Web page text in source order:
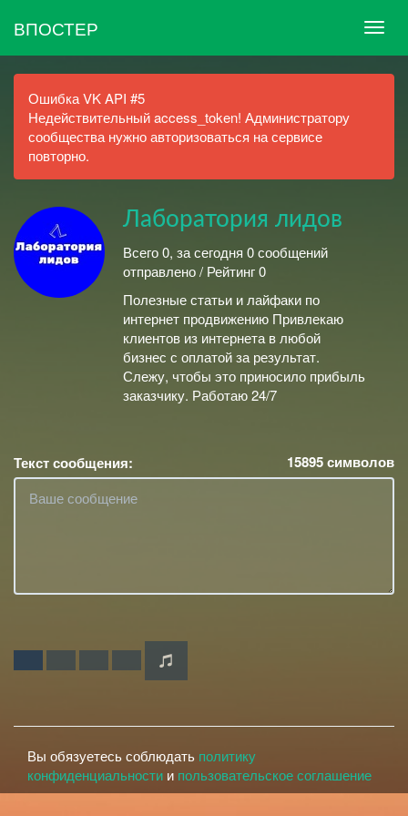
ВПОСТЕР
Ошибка VK API #5
Недействительный access_token! Администратору
сообщества нужно авторизоваться на сервисе
повторно.
Лаборатория лидов
Всего 0, за сегодня 0 сообщений
отправлено / Рейтинг 0
Полезные статьи и лайфаки по
интернет продвижению Привлекаю
клиентов из интернета в любой
бизнес с оплатой за результат.
Слежу, чтобы это приносило прибыль
заказчику. Работаю 24/7
Текст сообщения: 15895символов
Вы обязуетесь соблюдать политику
конфиденциальности и пользовательское соглашение